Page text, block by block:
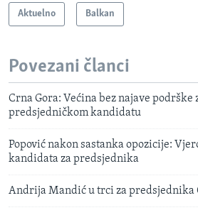
Aktuelno Balkan
Povezani članci
Crna Gora: Većina bez najave podrške
predsjedničkom kandidatu
Popović nakon sastanka opozicije:
kandidata za predsjednika
Andrija Mandić u trci za predsjednika